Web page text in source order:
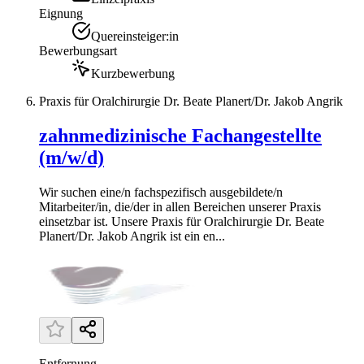
Eignung
Quereinsteiger:in
Bewerbungsart
Kurzbewerbung
Praxis für Oralchirurgie Dr. Beate Planert/Dr. Jakob Angrik
zahnmedizinische Fachangestellte
(m/w/d)
Wir suchen eine/n fachspezifisch ausgebildete/n
Mitarbeiter/in, die/der in allen Bereichen unserer Praxis
einsetzbar ist. Unsere Praxis für Oralchirurgie Dr. Beate
Planert/Dr. Jakob Angrik ist ein en...